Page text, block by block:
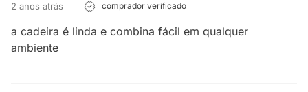
2 anos atrás comprador verificado
a cadeira é linda e combina fácil em qualquer
ambiente